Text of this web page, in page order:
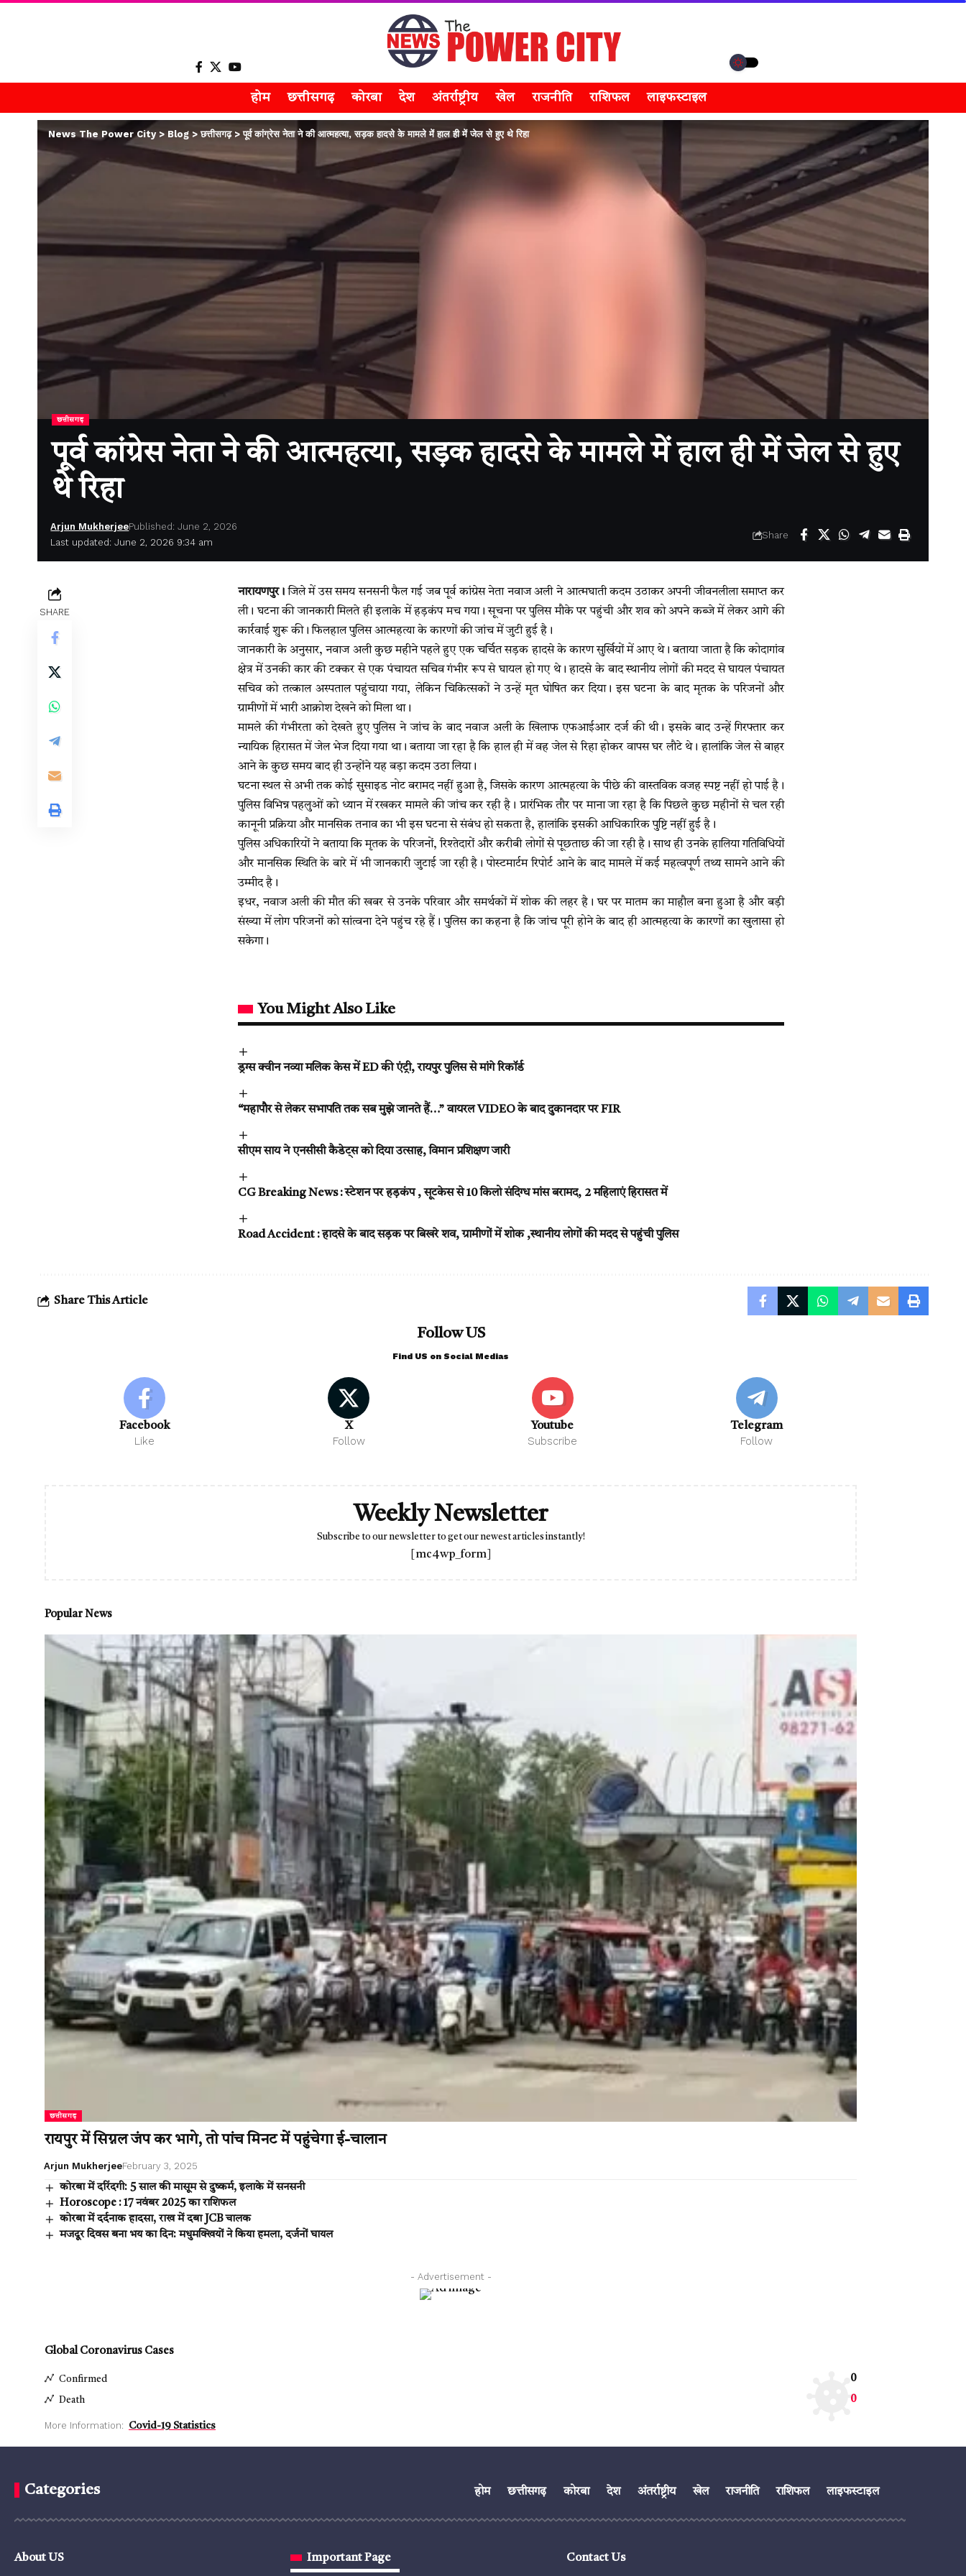
होम छत्तीसगढ़ कोरबा देश अंतर्राष्ट्रीय खेल राजनीति राशिफल लाइफस्टाइल
News The Power City> Blog >छत्तीसगढ़>पूर्व कांग्रेस नेता ने की आत्महत्या, सड़क हादसे के मामले में हाल ही में जेल से हुए थे रिहा
छत्तीसगढ़
पूर्व कांग्रेस नेता ने की आत्महत्या, सड़क हादसे के मामले में हाल ही में जेल से हुए
थे रिहा
Last updated: June 2, 2026 9:34 am
Arjun MukherjeePublished: June 2, 2026
Share
SHARE
नारायणपुर। जिले में उस समय सनसनी फैल गई जब पूर्व कांग्रेस नेता नवाज अली ने आत्मघाती कदम उठाकर अपनी जीवनलीला समाप्त कर
ली। घटना की जानकारी मिलते ही इलाके में हड़कंप मच गया। सूचना पर पुलिस मौके पर पहुंची और शव को अपने कब्जे में लेकर आगे की
कार्रवाई शुरू की। फिलहाल पुलिस आत्महत्या के कारणों की जांच में जुटी हुई है।
जानकारी के अनुसार, नवाज अली कुछ महीने पहले हुए एक चर्चित सड़क हादसे के कारण सुर्खियों में आए थे। बताया जाता है कि कोदागांव
क्षेत्र में उनकी कार की टक्कर से एक पंचायत सचिव गंभीर रूप से घायल हो गए थे। हादसे के बाद स्थानीय लोगों की मदद से घायल पंचायत
सचिव को तत्काल अस्पताल पहुंचाया गया, लेकिन चिकित्सकों ने उन्हें मृत घोषित कर दिया। इस घटना के बाद मृतक के परिजनों और
ग्रामीणों में भारी आक्रोश देखने को मिला था।
मामले की गंभीरता को देखते हुए पुलिस ने जांच के बाद नवाज अली के खिलाफ एफआईआर दर्ज की थी। इसके बाद उन्हें गिरफ्तार कर
न्यायिक हिरासत में जेल भेज दिया गया था। बताया जा रहा है कि हाल ही में वह जेल से रिहा होकर वापस घर लौटे थे। हालांकि जेल से बाहर
आने के कुछ समय बाद ही उन्होंने यह बड़ा कदम उठा लिया।
घटना स्थल से अभी तक कोई सुसाइड नोट बरामद नहीं हुआ है, जिसके कारण आत्महत्या के पीछे की वास्तविक वजह स्पष्ट नहीं हो पाई है।
पुलिस विभिन्न पहलुओं को ध्यान में रखकर मामले की जांच कर रही है। प्रारंभिक तौर पर माना जा रहा है कि पिछले कुछ महीनों से चल रही
कानूनी प्रक्रिया और मानसिक तनाव का भी इस घटना से संबंध हो सकता है, हालांकि इसकी आधिकारिक पुष्टि नहीं हुई है।
पुलिस अधिकारियों ने बताया कि मृतक के परिजनों, रिश्तेदारों और करीबी लोगों से पूछताछ की जा रही है। साथ ही उनके हालिया गतिविधियों
और मानसिक स्थिति के बारे में भी जानकारी जुटाई जा रही है। पोस्टमार्टम रिपोर्ट आने के बाद मामले में कई महत्वपूर्ण तथ्य सामने आने की
उम्मीद है।
इधर, नवाज अली की मौत की खबर से उनके परिवार और समर्थकों में शोक की लहर है। घर पर मातम का माहौल बना हुआ है और बड़ी
संख्या में लोग परिजनों को सांत्वना देने पहुंच रहे हैं। पुलिस का कहना है कि जांच पूरी होने के बाद ही आत्महत्या के कारणों का खुलासा हो
सकेगा।
You Might Also Like
ड्रग्स क्वीन नव्या मलिक केस में ED की एंट्री, रायपुर पुलिस से मांगे रिकॉर्ड
“महापौर से लेकर सभापति तक सब मुझे जानते हैं…” वायरल VIDEO के बाद दुकानदार पर FIR
सीएम साय ने एनसीसी कैडेट्स को दिया उत्साह, विमान प्रशिक्षण जारी
CG Breaking News : स्टेशन पर हड़कंप , सूटकेस से 10 किलो संदिग्ध मांस बरामद, 2 महिलाएं हिरासत में
Road Accident : हादसे के बाद सड़क पर बिखरे शव, ग्रामीणों में शोक ,स्थानीय लोगों की मदद से पहुंची पुलिस
Share This Article
Follow US
Find US on Social Medias
Facebook
Like
X
Follow
Youtube
Subscribe
Telegram
Follow
Weekly Newsletter
Subscribe to our newsletter to get our newest articles instantly!
[mc4wp_form]
Popular News
छत्तीसगढ़
रायपुर में सिग्नल जंप कर भागे, तो पांच मिनट में पहुंचेगा ई-चालान
Arjun MukherjeeFebruary 3, 2025
कोरबा में दरिंदगी: 5 साल की मासूम से दुष्कर्म, इलाके में सनसनी
Horoscope : 17 नवंबर 2025 का राशिफल
कोरबा में दर्दनाक हादसा, राख में दबा JCB चालक
मजदूर दिवस बना भय का दिन: मधुमक्खियों ने किया हमला, दर्जनों घायल
- Advertisement -
Global Coronavirus Cases
Confirmed 0
Death 0
More Information: Covid-19 Statistics
Categories होम छत्तीसगढ़ कोरबा देश अंतर्राष्ट्रीय खेल राजनीति राशिफल लाइफस्टाइल
About US Important Page Contact Us